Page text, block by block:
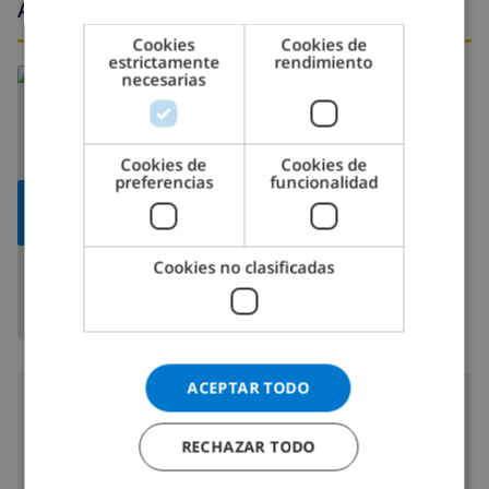
Alrededores
Leer más sobre:
España Costa Brava >
Alrededores
Distancia hasta el mar:
CATALAN
ITALIAN
DANISH
Cookies
estrictamente
necesarias
Cookies de
rendimiento
Cookies de
preferencias
Cookies de
funcionalidad
Cookies no clasificadas
ACEPTAR TODO
RECHAZAR TODO